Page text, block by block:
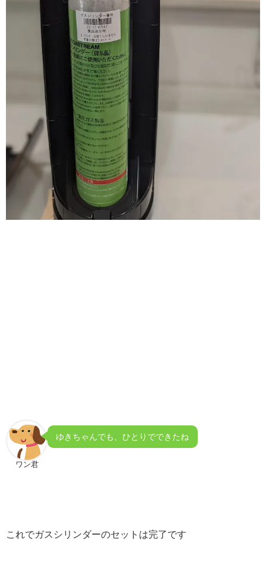
ワン君
ゆきちゃんでも、ひとりでできたね
これでガスシリンダーのセットは完了です